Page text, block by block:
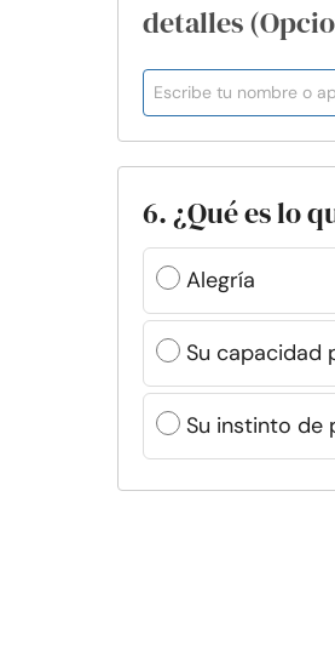
detalles
6. ¿Qué es lo
Alegría
Su capacidad
Su instinto de